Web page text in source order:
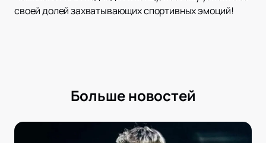
своей долей захватывающих спортивных эмоций!
Больше новостей